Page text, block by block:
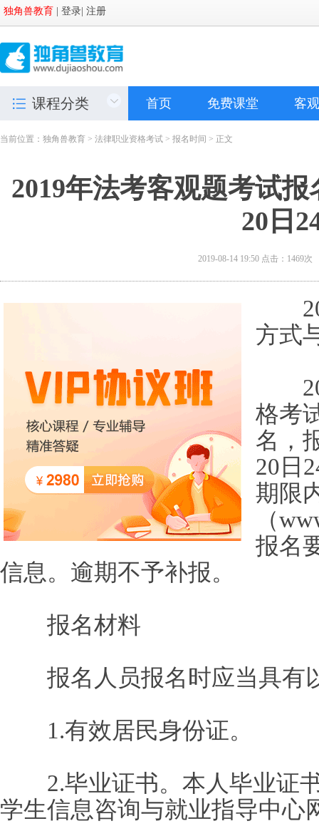
独角兽教育 登录 注册
首页 免费课堂 客
课程分类
当前位置： 独角兽教育 > 法律职业资格考试 > 报名时间 > 正文
2019年法考客观题考试
20日
2019-08-14 19:50 点击： 1469次
方式
格考
名，
20日
期限
（
报名
信息。逾期不予补报。
报名材料
报名人员报名时应当具有
1.有效居民身份证。
2.毕业证书。本人毕业证书
学生信息咨询与就业指导中心